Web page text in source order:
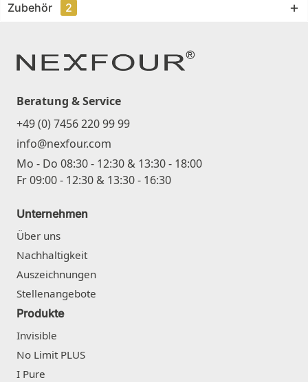
Zubehör 2
Beratung & Service
+49 (0) 7456 220 99 99
info@nexfour.com
Mo - Do 08:30 - 12:30 & 13:30 - 18:00
Fr 09:00 - 12:30 & 13:30 - 16:30
Unternehmen
Über uns
Nachhaltigkeit
Auszeichnungen
Stellenangebote
Produkte
Invisible
No Limit PLUS
I Pure